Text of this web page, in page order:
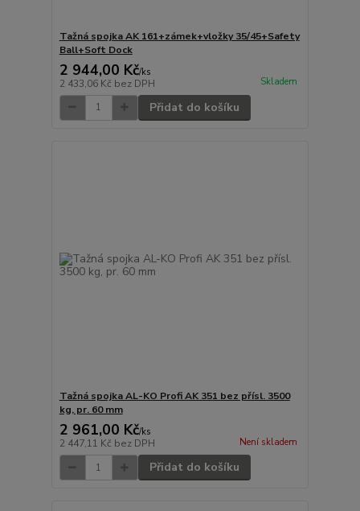
Tažná spojka AK 161+zámek+vložky 35/45+Safety
Ball+Soft Dock
2 944,00 Kč/ks
2 433,06 Kč bez DPH Skladem
Přidat do košíku
Tažná spojka AL-KO Profi AK 351 bez přísl. 3500
kg, pr. 60 mm
2 961,00 Kč/ks
2 447,11 Kč bez DPH Není skladem
Přidat do košíku